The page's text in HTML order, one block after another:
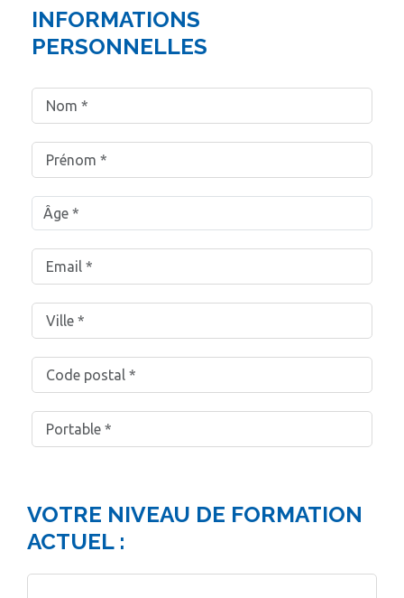
INFORMATIONS
PERSONNELLES
VOTRE NIVEAU DE FORMATION
ACTUEL :